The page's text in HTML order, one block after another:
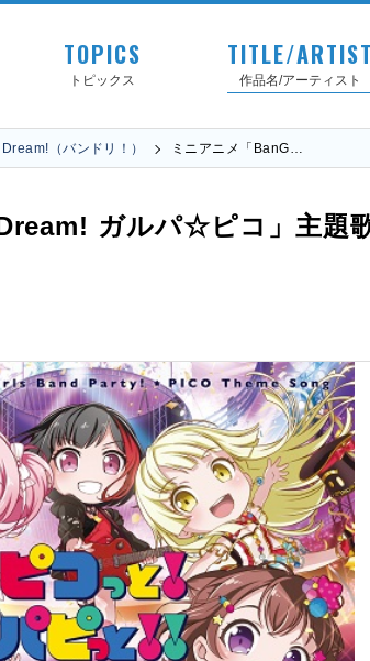
TOPICS
トピックス
TITLE/ARTIST
作品名/アーティスト
（バンドリ！） ミニアニメ「BanG…
ガルパ☆ピコ」主題